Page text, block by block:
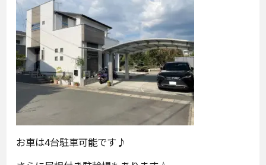
お車は4台駐車可能です♪